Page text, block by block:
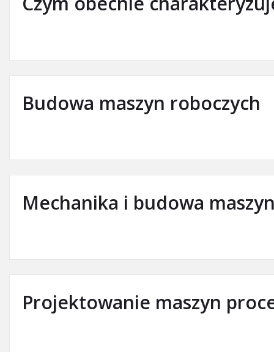
Budowa maszyn roboczych
Mechanika i budowa
Projektowanie maszyn